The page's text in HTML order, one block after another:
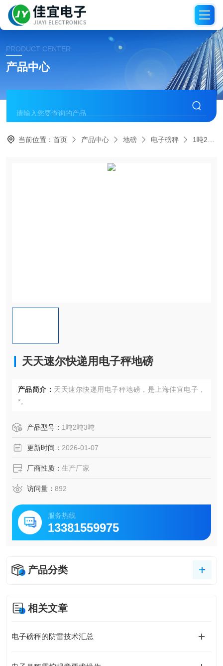
PRODUCT CENTER
产品中心
当前位置：首页 产品中心 地磅 电子磅秤 1吨2吨3吨天天速尔快递用电子秤地磅
天天速尔快递用电子秤地磅
产品简介： 天天速尔快递用电子秤地磅，是上海佳宜电子，
*。
产品型号： 1吨2吨3吨
更新时间： 2026-01-07
厂商性质： 生产厂家
访问量： 892
服务热线
13381559975
产品分类
相关文章
电子磅秤的防雷技术汇总